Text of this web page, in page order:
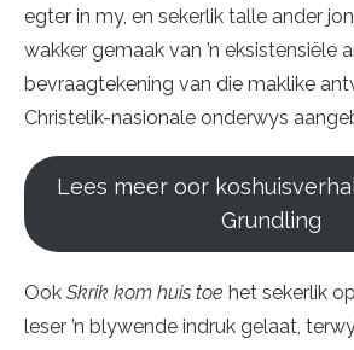
egter in my, en sekerlik talle ander
wakker gemaak van ’n eksistensiële
bevraagtekening van die maklike
Christelik-nasionale onderwys
Lees meer oor
Grundling
Ook Skrik kom huis toe het sekerlik
leser ’n blywende indruk gelaat,